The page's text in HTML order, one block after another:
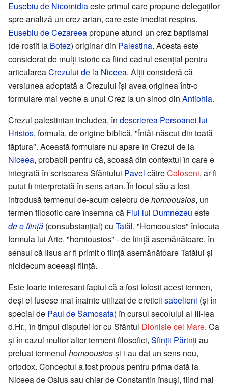
Eusebiu de Nicomidiaeste primul care propune delegaților
spre analiză un crez arian, care este imediat respins.
Eusebiu de Cezareeapropune atunci un crez baptismal
(de rostit la Botez) originar din Palestina. Acesta este
considerat de mulți istoric ca fiind cadrul esențial pentru
articulareaCrezului de la Niceea. Alții consideră că
versiunea adoptată a Crezului își avea originea într-o
formulare mai veche a unui Crez la un sinod din Antiohia.
Crezul palestinian includea, în descrierea Persoanei lui
Hristos, formula, de origine biblică, "Întâi-născut din toată
făptura". Această formulare nu apare în Crezul de la
Niceea, probabil pentru că, scoasă din contextul în care e
integrată în scrisoarea Sfântului Pavel cătreColoseni, ar fi
putut fi interpretată în sens arian. În locul său a fost
introdusă termenul de-acum celebru dehomoousios, un
termen filosofic care însemna că Fiul lui Dumnezeu este
de o ființă (consubstanțial) cu Tatăl. "Homoousios" înlocuia
formula lui Arie, "homiousios" - de ființă asemănătoare, în
sensul că Iisus ar fi primit o ființă asemănătoare Tatălui și
nicidecum aceeași ființă.
Este foarte interesant faptul că a fost folosit acest termen,
deși el fusese mai înainte utilizat de ereticii sabelieni (și în
special de Paul de Samosata) în cursul secolului al III-lea
d.Hr., în timpul disputei lor cu Sfântul Dionisie cel Mare. Ca
și în cazul multor altor termeni filosofici, Sfinții Părinți au
preluat termenul homoousiosși i-au dat un sens nou,
ortodox. Conceptul a fost propus pentru prima dată la
Niceea de Osius sau chiar de Constantin însuși, fiind mai